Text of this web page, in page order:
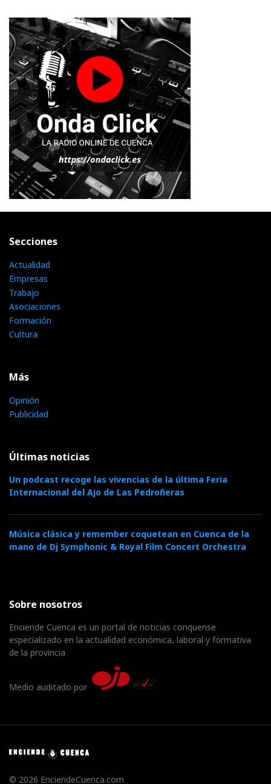
Secciones
Actualidad
Empresas
Trabajo
Asociaciones
Formación
Cultura
Más
Opinión
Publicidad
Últimas noticias
Un podcast recoge las vivencias de la última Feria
Internacional del Ajo de Las Pedroñeras
Música clásica y remember coquetean en Cuenca de la
mano de Dj Symphonic & Royal Film Concert Orchestra
Sobre nosotros
Enciende Cuenca es un portal de noticias conquense
especializado en la actualidad económica, laboral y formativa
de la provincia
Medio auditado por
© 2026 EnciendeCuenca.com